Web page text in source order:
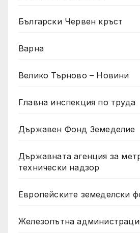
Български Червен кръст
Варна
Велико Търново – Новини
Главна инспекция по труда
Държавен Фонд Земеделие
Държавната агенция за
технически надзор
Европейските земеделски
Железопътна